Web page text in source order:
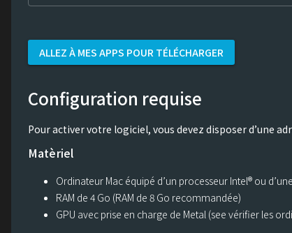
ALLEZ À MES APPS POUR TÉLÉCHARGER
Configuration requise
Pour activer votre logiciel, vous devez disposer d’une
Matèriel
Ordinateur Mac équipé d’un processeur Intel® ou
RAM de 4 Go (RAM de 8 Go recommandée)
GPU avec prise en charge de Metal (see vérifier les